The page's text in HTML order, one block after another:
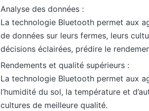
Analyse des données :
La technologie Bluetooth permet aux
de données sur leurs fermes, leurs
décisions éclairées, prédire le
Rendements et qualité supérieurs :
La technologie Bluetooth permet aux
l’humidité du sol, la température et
cultures de meilleure qualité.